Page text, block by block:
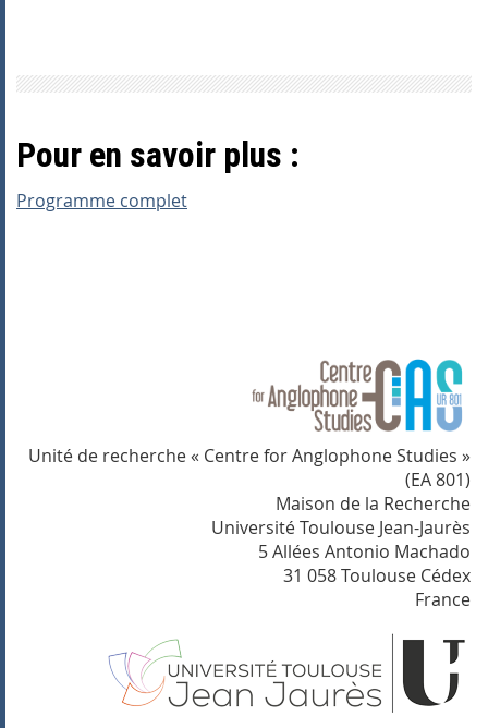
Pour en savoir plus :
Programme complet
Unité de recherche « Centre for Anglophone Studies »
(EA 801)
Maison de la Recherche
Université Toulouse Jean-Jaurès
5 Allées Antonio Machado
31 058 Toulouse Cédex
France